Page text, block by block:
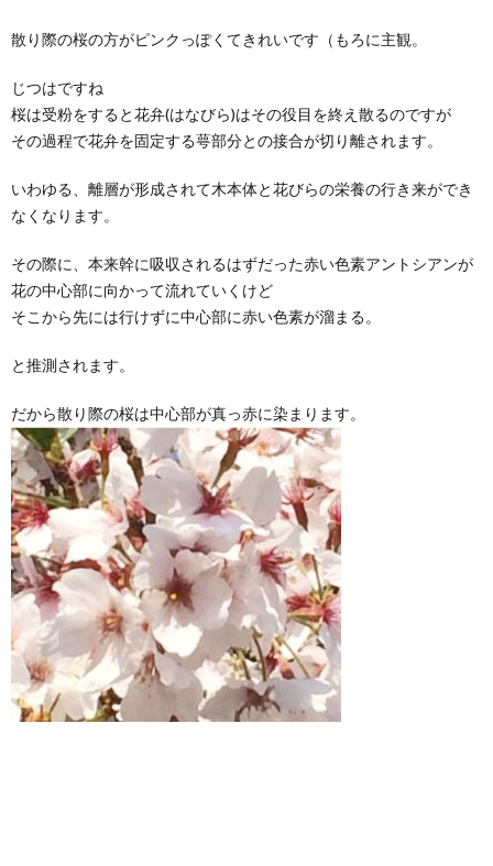
散り際の桜の方がピンクっぽくてきれいです（もろに主観。
じつはですね
桜は受粉をすると花弁(はなびら)はその役目を終え散るのですが
その過程で花弁を固定する萼部分との接合が切り離されます。
いわゆる、離層が形成されて木本体と花びらの栄養の行き来ができ
なくなります。
その際に、本来幹に吸収されるはずだった赤い色素アントシアンが
花の中心部に向かって流れていくけど
そこから先には行けずに中心部に赤い色素が溜まる。
と推測されます。
だから散り際の桜は中心部が真っ赤に染まります。